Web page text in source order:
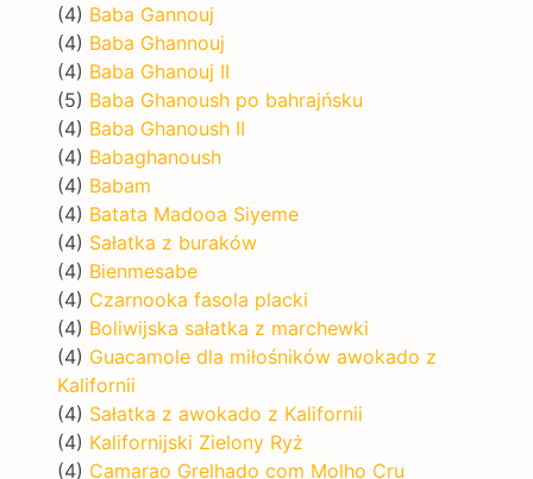
(4) Baba Gannouj
(4) Baba Ghannouj
(4) Baba Ghanouj II
(5) Baba Ghanoush po bahrajńsku
(4) Baba Ghanoush II
(4) Babaghanoush
(4) Babam
(4) Batata Madooa Siyeme
(4) Sałatka z buraków
(4) Bienmesabe
(4) Czarnooka fasola placki
(4) Boliwijska sałatka z marchewki
(4) Guacamole dla miłośników awokado z
Kalifornii
(4) Sałatka z awokado z Kalifornii
(4) Kalifornijski Zielony Ryż
(4) Camarao Grelhado com Molho Cru